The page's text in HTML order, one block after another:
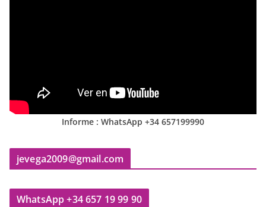
Informe : WhatsApp +34 657199990
jevega2009@gmail.com
WhatsApp +34 657 19 99 90